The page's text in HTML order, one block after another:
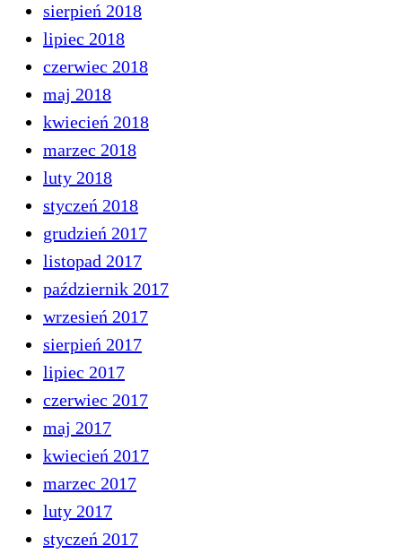
sierpień 2018
lipiec 2018
czerwiec 2018
maj 2018
kwiecień 2018
marzec 2018
luty 2018
styczeń 2018
grudzień 2017
listopad 2017
październik 2017
wrzesień 2017
sierpień 2017
lipiec 2017
czerwiec 2017
maj 2017
kwiecień 2017
marzec 2017
luty 2017
styczeń 2017